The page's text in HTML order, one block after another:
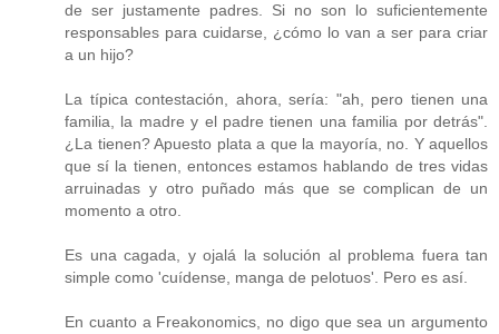
de ser justamente padres. Si no son lo suficientemente
responsables para cuidarse, ¿cómo lo van a ser para criar
a un hijo?
La típica contestación, ahora, sería: "ah, pero tienen una
familia, la madre y el padre tienen una familia por detrás".
¿La tienen? Apuesto plata a que la mayoría, no. Y aquellos
que sí la tienen, entonces estamos hablando de tres vidas
arruinadas y otro puñado más que se complican de un
momento a otro.
Es una cagada, y ojalá la solución al problema fuera tan
simple como 'cuídense, manga de pelotuos'. Pero es así.
En cuanto a Freakonomics, no digo que sea un argumento